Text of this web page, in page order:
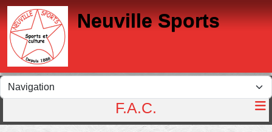
Neuville Sports
F.A.C.
Panneau de gestion des cookies